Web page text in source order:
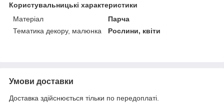
Користувальницькі характеристики
Матеріал
Парча
Тематика декору, малюнка
Рослини, квіти
Умови доставки
Доставка здійснюється тільки по передоплаті.